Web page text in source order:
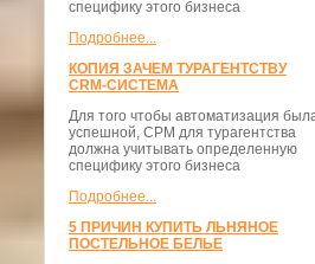
специфику этого бизнеса
Подробнее...
КОПИЯ ЗАЧЕМ ТУРАГЕНТСТВУ
CRM-СИСТЕМА
Для того чтобы автоматизация
успешной, СРМ для турагентства
должна учитывать определенную
специфику этого бизнеса
Подробнее...
5 ПРИЧИН КУПИТЬ ЛЬНЯНОЕ
ПОСТЕЛЬНОЕ БЕЛЬЕ